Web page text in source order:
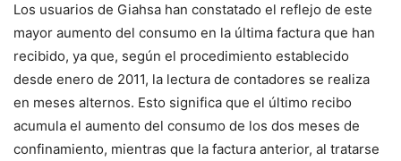
Los usuarios de Giahsa han constatado el reflejo de este
mayor aumento del consumo en la última factura que han
recibido, ya que, según el procedimiento establecido
desde enero de 2011, la lectura de contadores se realiza
en meses alternos. Esto significa que el último recibo
acumula el aumento del consumo de los dos meses de
confinamiento, mientras que la factura anterior, al tratarse